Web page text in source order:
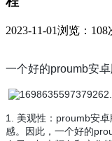
2023-11-01浏览：108
一个好的proumb安卓
1. 美观性：proumb
感。因此，一个好